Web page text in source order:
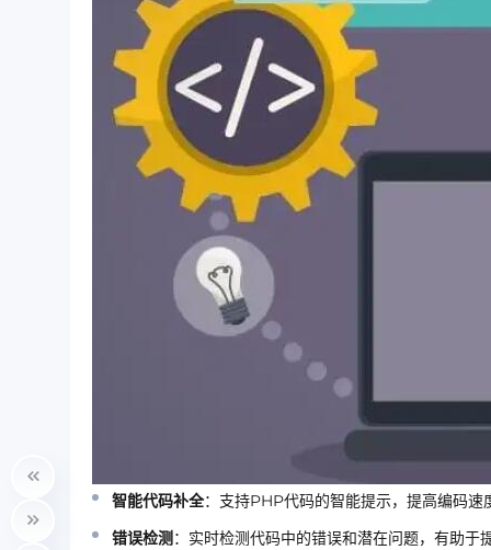
智能代码补全：支持PHP代码的智能提示，提高编码速
错误检测 ：实时检测代码中的错误和潜在问题，有助于